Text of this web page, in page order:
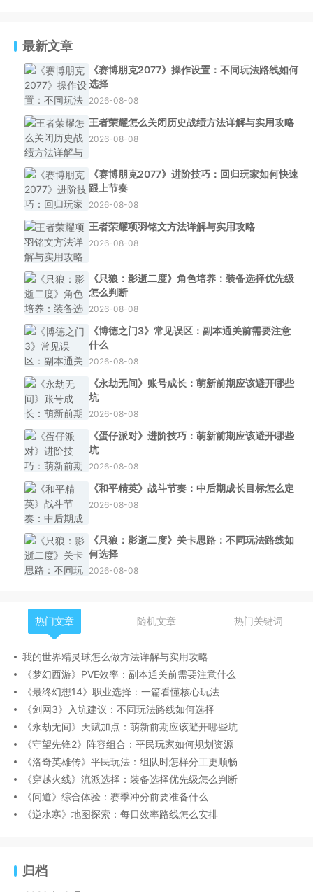
最新文章
《赛博朋克2077》操作设置：不同玩法路线如何
选择
2026-08-08
王者荣耀怎么关闭历史战绩方法详解与实用攻略
2026-08-08
《赛博朋克2077》进阶技巧：回归玩家如何快速
跟上节奏
2026-08-08
王者荣耀项羽铭文方法详解与实用攻略
2026-08-08
《只狼：影逝二度》角色培养：装备选择优先级
怎么判断
2026-08-08
《博德之门3》常见误区：副本通关前需要注意
什么
2026-08-08
《永劫无间》账号成长：萌新前期应该避开哪些
坑
2026-08-08
《蛋仔派对》进阶技巧：萌新前期应该避开哪些
坑
2026-08-08
《和平精英》战斗节奏：中后期成长目标怎么定
2026-08-08
《只狼：影逝二度》关卡思路：不同玩法路线如
何选择
2026-08-08
热门文章 随机文章 热门关键词
我的世界精灵球怎么做方法详解与实用攻略
《梦幻西游》PVE效率：副本通关前需要注意什么
《最终幻想14》职业选择：一篇看懂核心玩法
《剑网3》入坑建议：不同玩法路线如何选择
《永劫无间》天赋加点：萌新前期应该避开哪些坑
《守望先锋2》阵容组合：平民玩家如何规划资源
《洛奇英雄传》平民玩法：组队时怎样分工更顺畅
《穿越火线》流派选择：装备选择优先级怎么判断
《问道》综合体验：赛季冲分前要准备什么
《逆水寒》地图探索：每日效率路线怎么安排
归档